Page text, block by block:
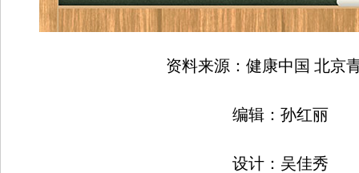
资料来源：健康中国 北京
编辑：孙红丽
设计：吴佳秀